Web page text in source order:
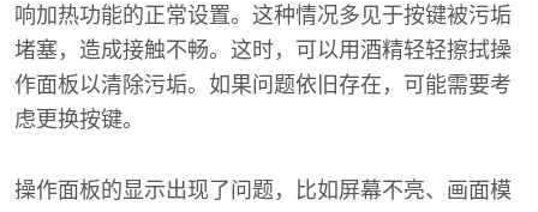
响加热功能的正常设置。这种情况多见于按键被污垢
堵塞，造成接触不畅。这时，可以用酒精轻轻擦拭操
作面板以清除污垢。如果问题依旧存在，可能需要考
虑更换按键。
操作面板的显示出现了问题，比如屏幕不亮、画面模